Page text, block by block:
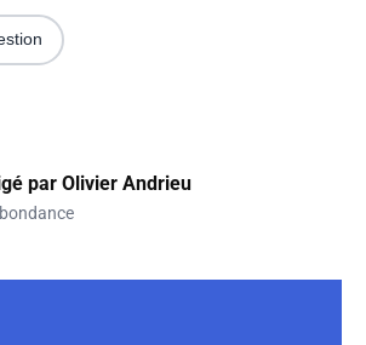
par Olivier Andrieu